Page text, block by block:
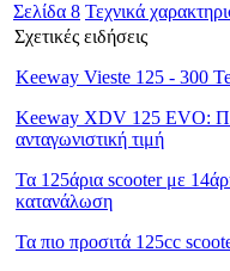
Σελίδα 8 Τεχνικά
Σχετικές ειδήσεις
Keeway Vieste 125 - 300
Keeway XDV 125 EVO:
ανταγωνιστική τιμή
Τα 125άρια scooter με
κατανάλωση
Τα πιο προσιτά 125cc